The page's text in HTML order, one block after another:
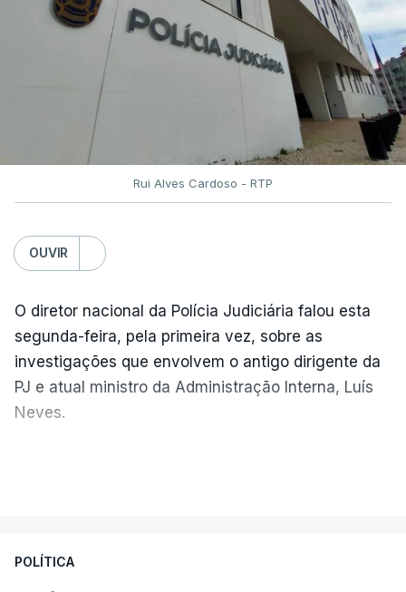
Rui Alves Cardoso - RTP
OUVIR
O diretor nacional da Polícia Judiciária falou esta
segunda-feira, pela primeira vez, sobre as
investigações que envolvem o antigo dirigente da
PJ e atual ministro da Administração Interna, Luís
Neves.
das notícias que são dadas diariamente,
POLÍTICA